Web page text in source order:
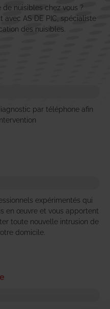
nuisibles chez vous ?
avec AS DE PIC, spécialiste
des nuisibles.
par téléphone afin
expérimentés qui
en œuvre et vous apportent
toute nouvelle intrusion de
domicile.